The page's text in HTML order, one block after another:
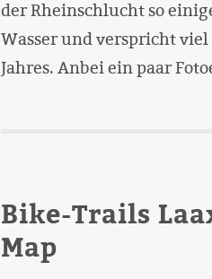
der Rheinschlucht so
Wasser und verspricht viel
Jahres. Anbei ein paar
Bike-Trails
Map